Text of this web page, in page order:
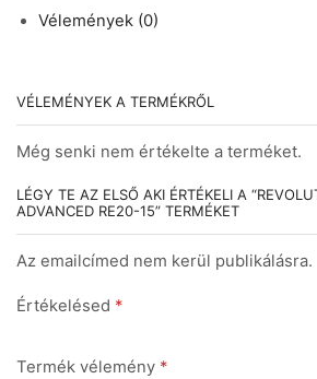
Vélemények (0)
VÉLEMÉNYEK A TERMÉKRŐL
Még senki nem értékelte a terméket.
LÉGY TE AZ ELSŐ AKI ÉRTÉKELI A
ADVANCED RE20-15” TERMÉKET
Az emailcímed nem kerül publikálásra.
Értékelésed *
Termék vélemény *